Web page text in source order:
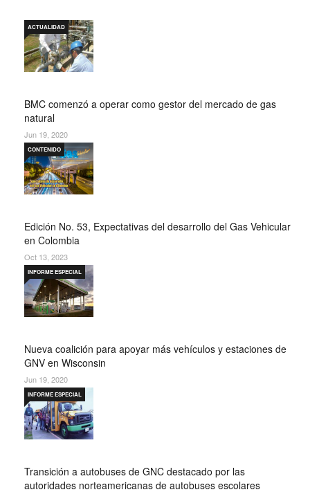
BMC comenzó a operar como gestor del mercado de gas
natural
ACTUALIDAD
Jun 19, 2020
Edición No. 53, Expectativas del desarrollo del Gas Vehicular
en Colombia
CONTENIDO
Oct 13, 2023
Nueva coalición para apoyar más vehículos y estaciones de
GNV en Wisconsin
INFORME ESPECIAL
Jun 19, 2020
Transición a autobuses de GNC destacado por las
autoridades norteamericanas de autobuses escolares
INFORME ESPECIAL